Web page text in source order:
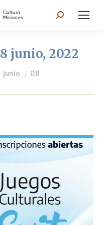
Search:
8 junio, 2022
junio 08